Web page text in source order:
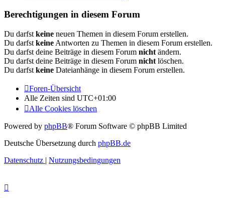
Berechtigungen in diesem Forum
Du darfst keine neuen Themen in diesem Forum erstellen.
Du darfst keine Antworten zu Themen in diesem Forum erstellen.
Du darfst deine Beiträge in diesem Forum nicht ändern.
Du darfst deine Beiträge in diesem Forum nicht löschen.
Du darfst keine Dateianhänge in diesem Forum erstellen.
Foren-Übersicht
Alle Zeiten sind UTC+01:00
Alle Cookies löschen
Powered by phpBB® Forum Software © phpBB Limited
Deutsche Übersetzung durch phpBB.de
Datenschutz | Nutzungsbedingungen